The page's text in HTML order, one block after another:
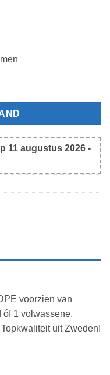
11 augustus 2026 -
voorzien van
óf 1 volwassene.
uit Zweden!